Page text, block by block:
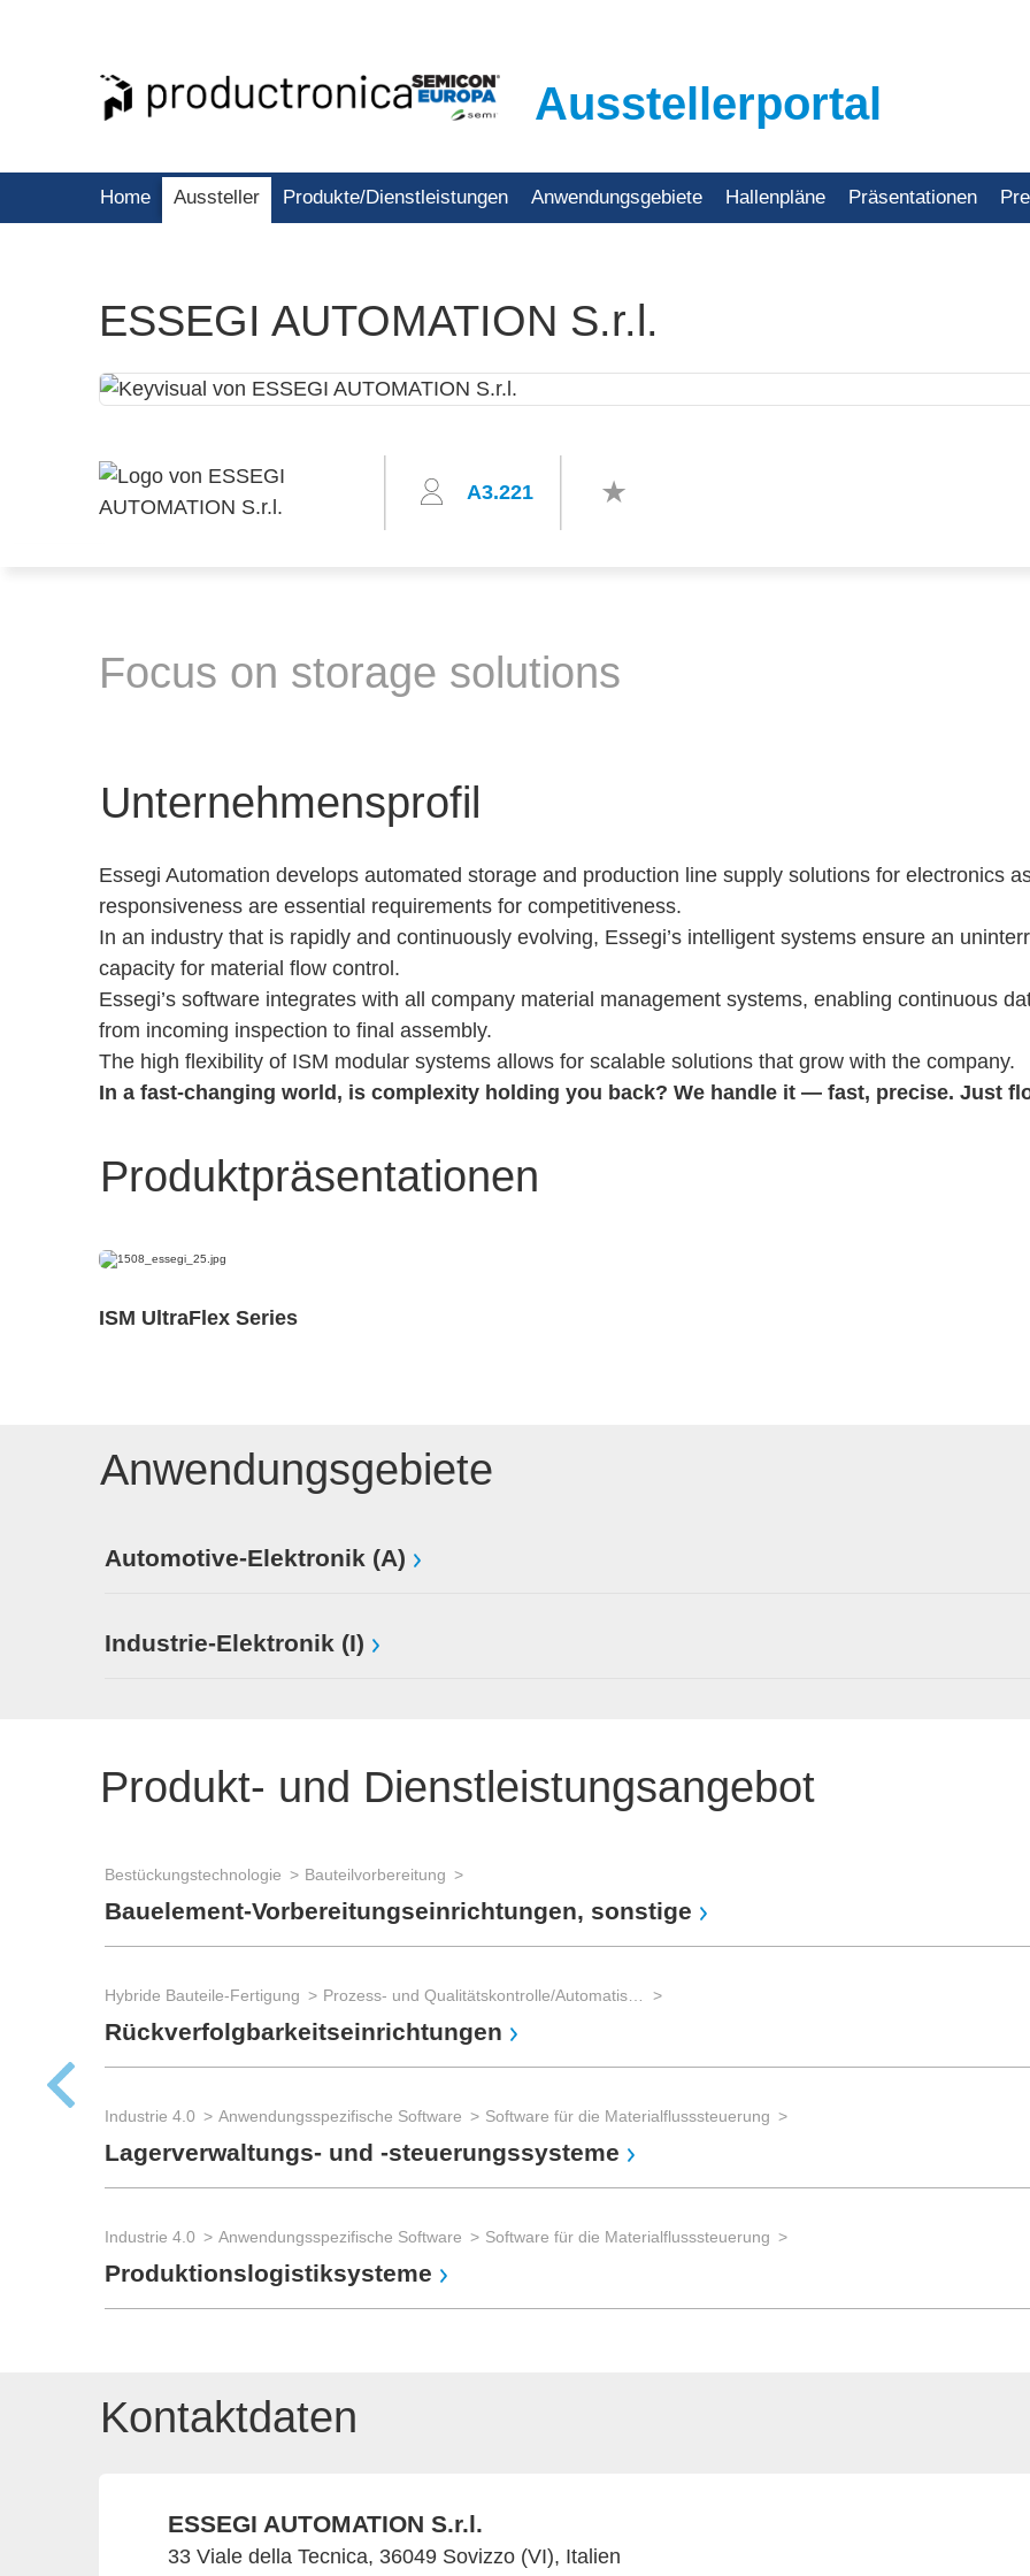
Ausstellerportal
Home Aussteller Produkte/Dienstleistungen Anwendungsgebiete Hallenpläne Präsentationen
ESSEGI AUTOMATION S.r.l.
A3.221
Focus on storage solutions
Unternehmensprofil
Essegi Automation develops automated storage and production line supply solutions for electronics
responsiveness are essential requirements for competitiveness.
In an industry that is rapidly and continuously evolving, Essegi’s intelligent systems ensure an
capacity for material flow control.
Essegi’s software integrates with all company material management systems, enabling continuous
from incoming inspection to final assembly.
The high flexibility of ISM modular systems allows for scalable solutions that grow with the company.
In a fast-changing world, is complexity holding you back? We handle it — fast, precise. Just
Produktpräsentationen
ISM UltraFlex Series
Anwendungsgebiete
Automotive-Elektronik (A)
Industrie-Elektronik (I)
Produkt- und Dienstleistungsangebot
Bestückungstechnologie Bauteilvorbereitung
Bauelement-Vorbereitungseinrichtungen, sonstige
Hybride Bauteile-Fertigung
Rückverfolgbarkeitseinrichtungen
Industrie 4.0 Anwendungsspezifische Software Software für die Materialflusssteuerung
Lagerverwaltungs- und -steuerungssysteme
Industrie 4.0 Anwendungsspezifische Software Software für die Materialflusssteuerung
Produktionslogistiksysteme
Kontaktdaten
ESSEGI AUTOMATION S.r.l.
33 Viale della Tecnica, 36049 Sovizzo (VI), Italien